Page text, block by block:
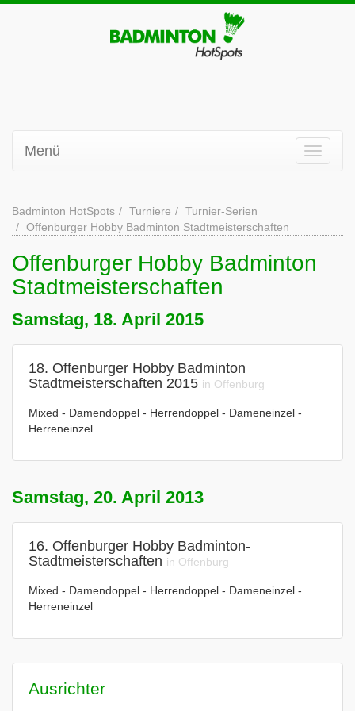
Menü
Badminton HotSpots Turniere
Turnier-Serien
Offenburger Hobby Badminton Stadtmeisterschaften
Offenburger Hobby Badminton
Stadtmeisterschaften
Samstag, 18. April 2015
18. Offenburger Hobby Badminton
Stadtmeisterschaften 2015 in Offenburg
Mixed - Damendoppel - Herrendoppel - Dameneinzel -
Herreneinzel
Samstag, 20. April 2013
16. Offenburger Hobby Badminton-
Stadtmeisterschaften in Offenburg
Mixed - Damendoppel - Herrendoppel - Dameneinzel -
Herreneinzel
Ausrichter